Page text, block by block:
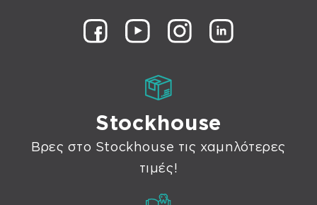
Stockhouse
Βρες στο Stockhouse τις χαμηλότερες
τιμές!